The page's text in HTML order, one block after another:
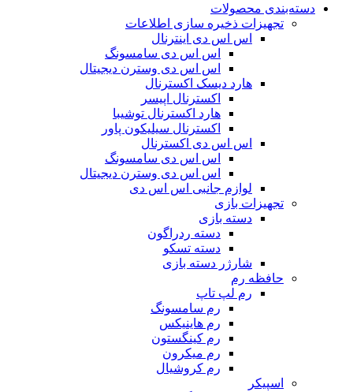
دسته‌بندی محصولات
تجهیزات ذخیره سازی اطلاعات
اس اس دی اینترنال
اس اس دی سامسونگ
اس اس دی وسترن دیجیتال
هارد دیسک اکسترنال
اکسترنال اپیسر
هارد اکسترنال توشیبا
اکسترنال سیلیکون پاور
اس اس دی اکسترنال
اس اس دی سامسونگ
اس اس دی وسترن دیجیتال
لوازم جانبی اس اس دی
تجهیزات بازی
دسته بازی
دسته ردراگون
دسته تسکو
شارژر دسته بازی
حافظه رم
رم لپ تاپ
رم سامسونگ
رم هاینیکس
رم کینگستون
رم میکرون
رم کروشیال
اسپیکر